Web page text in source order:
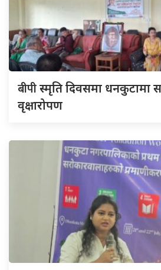
बीपीस्मृति दिवसमा धनकुटामा
वृक्षारोपण